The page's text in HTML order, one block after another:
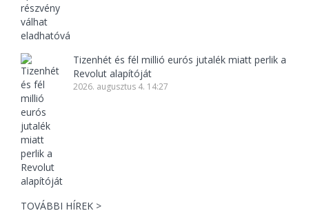
Tizenhét és fél millió eurós jutalék miatt perlik a
Revolut alapítóját
2026. augusztus 4. 14:27
TOVÁBBI HÍREK >